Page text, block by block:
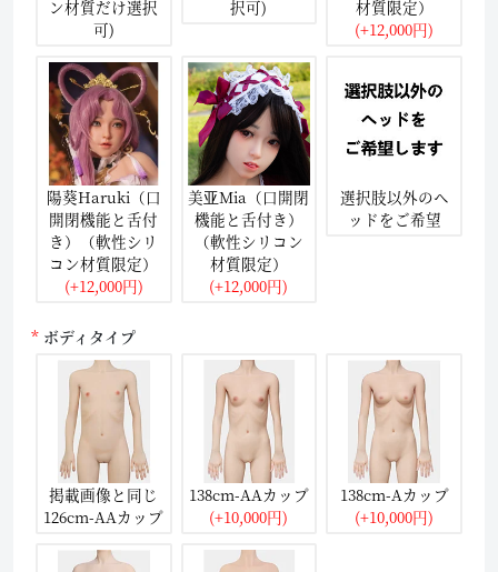
ン材質だけ選択
可)
択可)
材質限定）
(+12,000円)
陽葵Haruki（口
開閉機能と舌付
き）（軟性シリ
コン材質限定）
(+12,000円)
美亚Mia（口開閉
機能と舌付き）
（軟性シリコン
材質限定）
(+12,000円)
選択肢以外のヘ
ッドをご希望
ボディタイプ
掲載画像と同じ
126cm-AAカップ
138cm-AAカップ
(+10,000円)
138cm-Aカップ
(+10,000円)